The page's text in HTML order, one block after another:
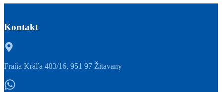
Kontakt
Fraňa Kráľa 483/16, 951 97 Žitavany